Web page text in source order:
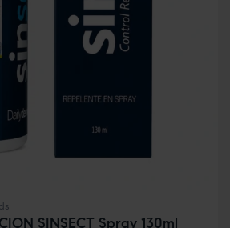
SINSECT Spray 130ml